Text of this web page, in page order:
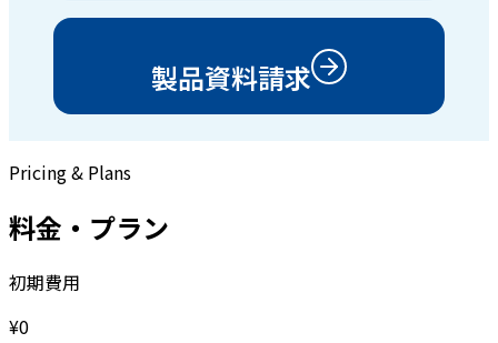
製品資料請求
Pricing & Plans
料金・プラン
初期費用
¥0